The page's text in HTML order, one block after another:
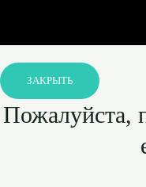
ЗАКРЫТЬ
Пожалуйста,